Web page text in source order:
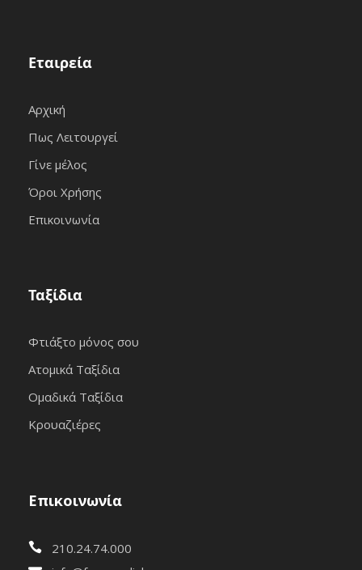
Εταιρεία
Αρχική
Πως Λειτουργεί
Γίνε μέλος
Όροι Χρήσης
Επικοινωνία
Ταξίδια
Φτιάξτο μόνος σου
Ατομικά Ταξίδια
Ομαδικά Ταξίδια
Κρουαζιέρες
Επικοινωνία
210.24.74.000